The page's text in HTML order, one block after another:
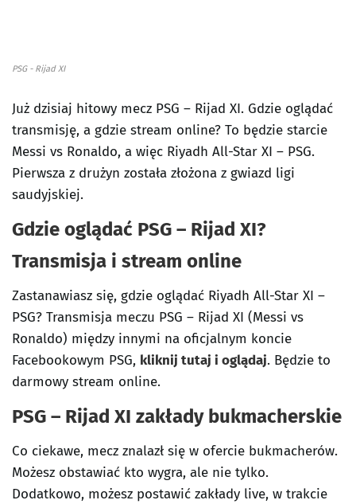
PSG - Rijad XI
Już dzisiaj hitowy mecz PSG – Rijad XI. Gdzie oglądać
transmisję, a gdzie stream online? To będzie starcie
Messi vs Ronaldo, a więc Riyadh All-Star XI – PSG.
Pierwsza z drużyn została złożona z gwiazd ligi
saudyjskiej.
Gdzie oglądać PSG – Rijad XI?
Transmisja i stream online
Zastanawiasz się, gdzie oglądać Riyadh All-Star XI –
PSG? Transmisja meczu PSG – Rijad XI (Messi vs
Ronaldo) między innymi na oficjalnym koncie
Facebookowym PSG, kliknij tutaj i oglądaj. Będzie to
darmowy stream online.
PSG – Rijad XI zakłady bukmacherskie
Co ciekawe, mecz znalazł się w ofercie bukmacherów.
Możesz obstawiać kto wygra, ale nie tylko.
Dodatkowo, możesz postawić zakłady live, w trakcie